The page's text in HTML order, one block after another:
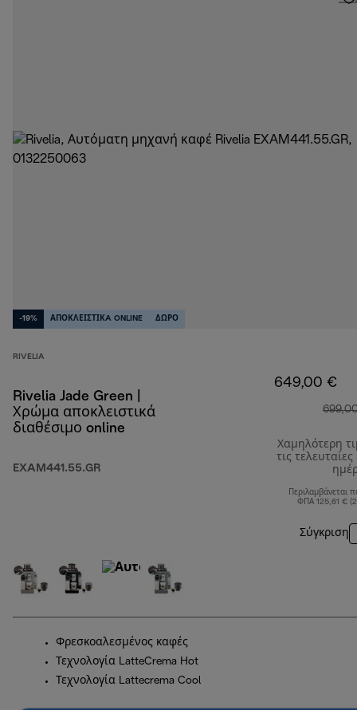
-19% ΑΠΟΚΛΕΙΣΤΙΚA ONLINE ΔΩΡΟ
RIVELIA
Rivelia Jade Green |
Χρώμα αποκλειστικά
διαθέσιμο online
EXAM441.55.GR
649,00 €
Χαμηλότερη
τις τελευταίες
Περιλαμβάνεται
ΦΠΑ 125,61 €
Σύγκριση
Φρεσκοαλεσμένος καφές
Τεχνολογία LatteCrema Hot
Τεχνολογία Lattecrema Cool